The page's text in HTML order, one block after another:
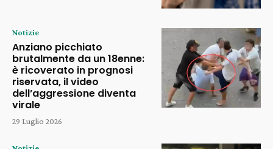
Notizie
Anziano picchiato
brutalmente da un 18enne:
è ricoverato in prognosi
riservata, il video
dell’aggressione diventa
virale
29 Luglio 2026